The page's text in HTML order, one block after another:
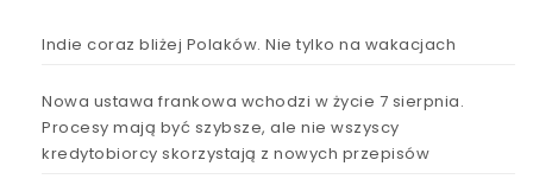
Indie coraz bliżej Polaków. Nie tylko na wakacjach
Nowa ustawa frankowa wchodzi w życie 7 sierpnia.
Procesy mają być szybsze, ale nie wszyscy
kredytobiorcy skorzystają z nowych przepisów